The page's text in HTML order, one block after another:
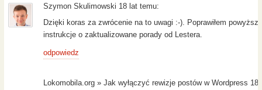
Szymon Skulimowski 18 lat temu:
Dzięki koras za zwrócenie na to uwagi :-). Poprawiłem powyższe
instrukcje o zaktualizowane porady od Lestera.
odpowiedz
Lokomobila.org » Jak wyłączyć rewizje postów w Wordpress 18